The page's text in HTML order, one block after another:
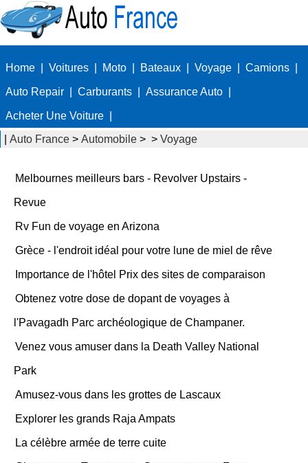
Home Voitures Moto Bateaux Voyage Camions
Auto Repair Carburants Assurance Auto
Acheter Une Voiture
Auto France > Automobile > > Voyage
Melbournes meilleurs bars - Revolver Upstairs -
Revue
Rv Fun de voyage en Arizona
Grèce - l'endroit idéal pour votre lune de miel de rêve
Importance de l'hôtel Prix des sites de comparaison
Obtenez votre dose de dopant de voyages à
l'Pavagadh Parc archéologique de Champaner.
Venez vous amuser dans la Death Valley National
Park
Amusez-vous dans les grottes de Lascaux
Explorer les grands Raja Ampats
La célèbre armée de terre cuite